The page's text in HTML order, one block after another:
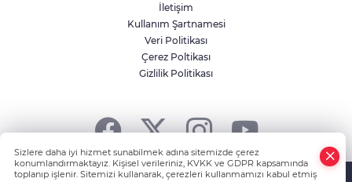
İletişim
Kullanım Şartnamesi
Veri Politikası
Çerez Poltikası
Gizlilik Politikası
Powered byHABER YAZILIMIve TURKTICARET.NET projesidir
Sizlere daha iyi hizmet sunabilmek adına sitemizde çerez
konumlandırmaktayız. Kişisel verileriniz, KVKK ve GDPR kapsamında
toplanıp işlenir. Sitemizi kullanarak, çerezleri kullanmamızı kabul etmiş